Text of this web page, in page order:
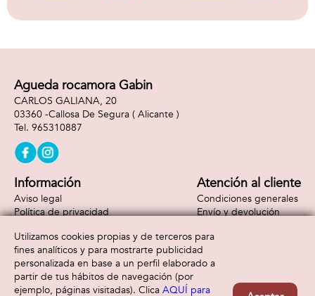
Agueda rocamora Gabin
CARLOS GALIANA, 20
03360 -Callosa De Segura ( Alicante )
965310887
Información
Aviso legal
Política de privacidad
Atención al cliente
Condiciones generales
Envío y devolución
Formas de pago
Utilizamos cookies propias y de terceros para
fines analíticos y para mostrarte publicidad
personalizada en base a un perfil elaborado a
partir de tus hábitos de navegación (por
ejemplo, páginas visitadas). Clica AQUÍ para